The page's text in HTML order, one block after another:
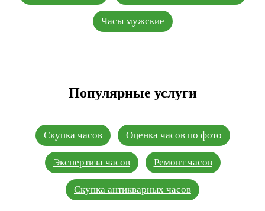
Часы мужские
Популярные услуги
Скупка часов Оценка часов по фото
Экспертиза часов Ремонт часов
Скупка антикварных часов